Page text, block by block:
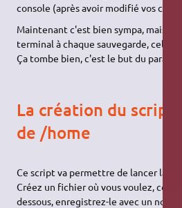
console (après avoir modifié vos
Maintenant c'est bien sympa, mais
terminal à chaque sauvegarde, cela
Ça tombe bien, c'est le but du
La création du script
de /home
Ce script va permettre de lancer la
Créez un fichier où vous voulez,
dessous, enregistrez-le avec un nom